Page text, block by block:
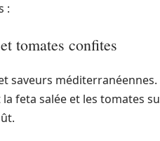
:
tomates confites
saveurs
feta salée et les tomates